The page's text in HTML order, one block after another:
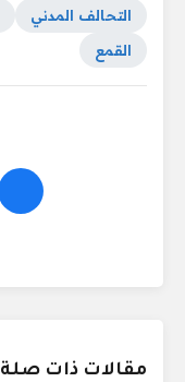
التحالف المدني
القمع
مقالات ذات صلة